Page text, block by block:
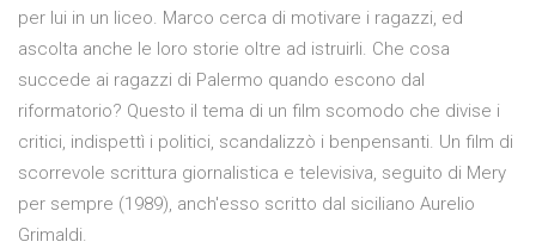
per lui in un liceo. Marco cerca di motivare i ragazzi, ed
ascolta anche le loro storie oltre ad istruirli. Che cosa
succede ai ragazzi di Palermo quando escono dal
riformatorio? Questo il tema di un film scomodo che divise i
critici, indispettì i politici, scandalizzò i benpensanti. Un film di
scorrevole scrittura giornalistica e televisiva, seguito di Mery
per sempre (1989), anch'esso scritto dal siciliano Aurelio
Grimaldi.